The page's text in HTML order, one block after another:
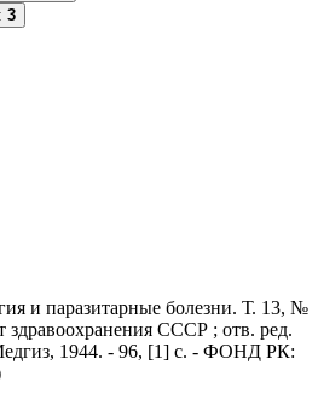
3
и паразитарные болезни. Т. 13, №
здравоохранения СССР ; отв. ред.
1944. - 96, [1] с. - ФОНД РК: